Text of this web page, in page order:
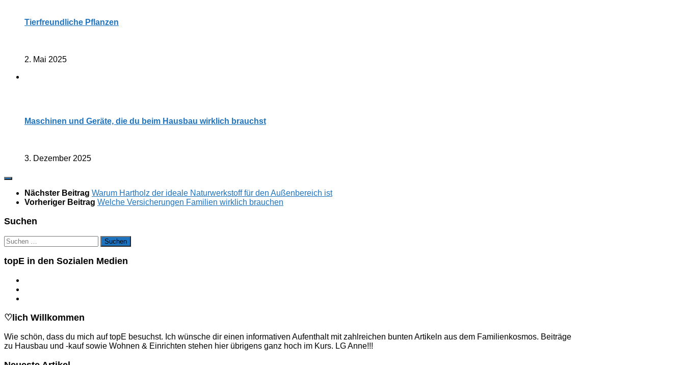
Tierfreundliche Pflanzen
2. Mai 2025
Maschinen und Geräte, die du beim Hausbau wirklich brauchst
3. Dezember 2025
Nächster Beitrag Warum Hartholz der ideale Naturwerkstoff für den Außenbereich ist
Vorheriger Beitrag Welche Versicherungen Familien wirklich brauchen
Suchen
Suchen
nach:
topE in den Sozialen Medien
♡lich Willkommen
Wie schön, dass du mich auf topE besuchst. Ich wünsche dir einen informativen Aufenthalt mit zahlreichen bunten Artikeln aus dem Familienkosmos. Beiträge
zu Hausbau und -kauf sowie Wohnen & Einrichten stehen hier übrigens ganz hoch im Kurs. LG Anne!!!